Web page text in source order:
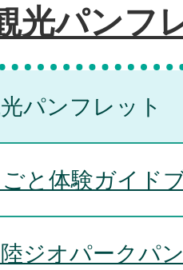
光パンフ
パンフレット
と体験ガイド
ジオパークパ